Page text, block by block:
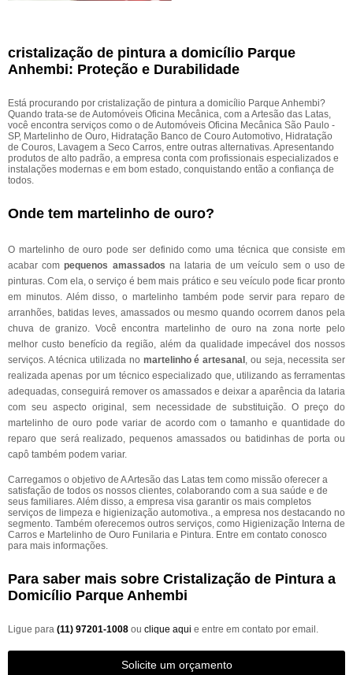
cristalização de pintura a domicílio Parque
Anhembi: Proteção e Durabilidade
Está procurando por cristalização de pintura a domicílio Parque Anhembi?
Quando trata-se de Automóveis Oficina Mecânica, com a Artesão das Latas,
você encontra serviços como o de Automóveis Oficina Mecânica São Paulo -
SP, Martelinho de Ouro, Hidratação Banco de Couro Automotivo, Hidratação
de Couros, Lavagem a Seco Carros, entre outras alternativas. Apresentando
produtos de alto padrão, a empresa conta com profissionais especializados e
instalações modernas e em bom estado, conquistando então a confiança de
todos.
Onde tem martelinho de ouro?
O martelinho de ouro pode ser definido como uma técnica que consiste em
acabar compequenos amassados na lataria de um veículo sem o uso de
pinturas. Com ela, o serviço é bem mais prático e seu veículo pode ficar pronto
em minutos. Além disso, o martelinho também pode servir para reparo de
arranhões, batidas leves, amassados ou mesmo quando ocorrem danos pela
chuva de granizo. Você encontra martelinho de ouro na zona norte pelo
melhor custo benefício da região, além da qualidade impecável dos nossos
serviços. A técnica utilizada no martelinho é artesanal , ou seja, necessita ser
realizada apenas por um técnico especializado que, utilizando as ferramentas
adequadas, conseguirá remover os amassados e deixar a aparência da lataria
com seu aspecto original, sem necessidade de substituição. O preço do
martelinho de ouro pode variar de acordo com o tamanho e quantidade do
reparo que será realizado, pequenos amassados ou batidinhas de porta ou
capô também podem variar.
Carregamos o objetivo de A Artesão das Latas tem como missão oferecer a
satisfação de todos os nossos clientes, colaborando com a sua saúde e de
seus familiares. Além disso, a empresa visa garantir os mais completos
serviços de limpeza e higienização automotiva., a empresa nos destacando no
segmento. Também oferecemos outros serviços, como Higienização Interna de
Carros e Martelinho de Ouro Funilaria e Pintura. Entre em contato conosco
para mais informações.
Para saber mais sobre Cristalização de Pintura a
Domicílio Parque Anhembi
Ligue para (11) 97201-1008 ou clique aqui e entre em contato por email.
Solicite um orçamento